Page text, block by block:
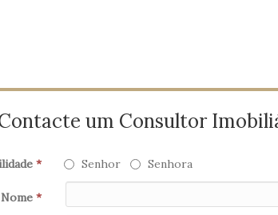
um Consultor
* Senhor Senhora
Nome *